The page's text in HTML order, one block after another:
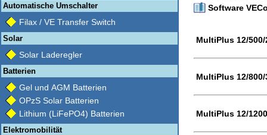
Automatische Umschalter
Filax / VE Transfer Switch
Solar
Solar Laderegler
Batterien
Gel und AGM Batterien
OPzS Solar Batterien
Lithium (LiFePO4) Batterien
Elektromobilität
Software
MultiPlus 12/500/
MultiPlus 12/800/
MultiPlus 12/